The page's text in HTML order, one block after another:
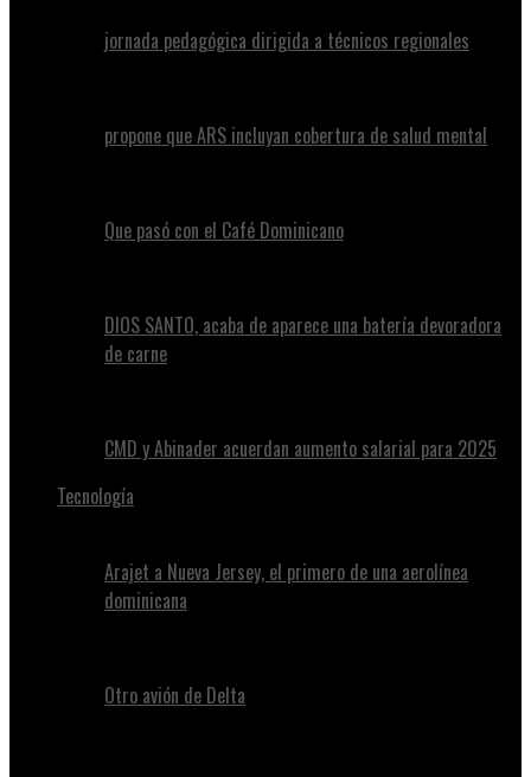
jornada pedagógica dirigida a técnicos regionales
propone que ARS incluyan cobertura de salud mental
Que pasó con el Café Dominicano
DIOS SANTO, acaba de aparece una batería devoradora
de carne
CMD y Abinader acuerdan aumento salarial para 2025
Tecnología
Arajet a Nueva Jersey, el primero de una aerolínea
dominicana
Otro avión de Delta